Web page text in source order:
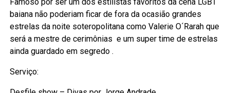
baiana não poderiam ficar de fora da ocasião grandes
estrelas da noite soteropolitana como Valerie O´Rarah que
será a mestre de cerimônias e um super time de estrelas
ainda guardado em segredo .
Serviço: